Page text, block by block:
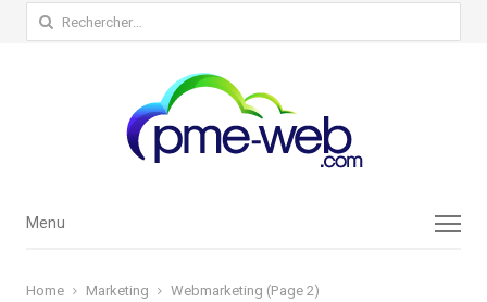
Rechercher :
Menu
Menu
Home Marketing Webmarketing (Page 2)